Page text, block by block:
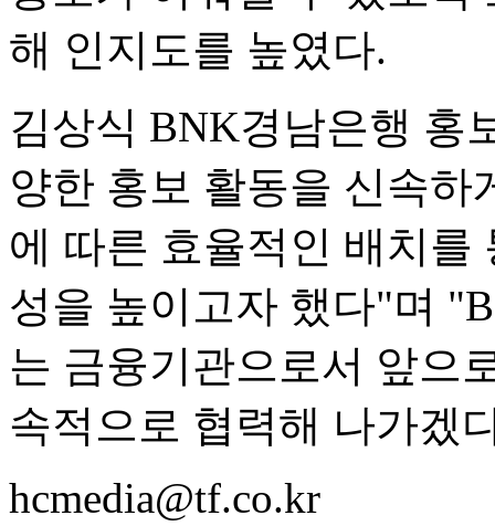
해 인지도를 높였다.
김상식 BNK경남은행 홍
양한 홍보 활동을 신속하
에 따른 효율적인 배치를
성을 높이고자 했다"며
는 금융기관으로서 앞으
속적으로 협력해 나가겠
hcmedia@tf.co.kr